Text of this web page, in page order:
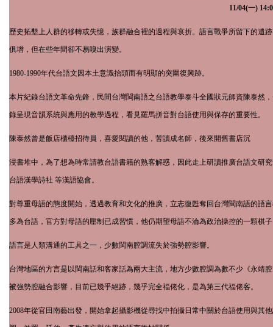
11/04(一)
歷史拓墾上人群的移轉或失憶，族群融合裡的過程與哀折。語言戰爭所留下的遺
俱增，但在些年間卻不易嗅出演變。
1980-1990年代台語文因本土意識抬頭而有明顯的突圍復興跡。
本片紀錄台語文革命先鋒，民間台灣閩南語之台語教學泰斗全國狀元師資陳泰然
錄呈現音韻系統與應用的教學過程，看見羅馬拼音對台語使用與保存的重要性。
陳泰然曾是飯店櫃檯招待員，喜愛閱讀的他，苦讀成名師，後來開舊書店沉
浸書堆中，為了想為時常請教台語書籍的熟客解惑，因此走上研讀推廣台語文研
台語漢學詩社 等漢語協會。
對尊重母語的態度開始，透過教育和文化的推廣，立志復甦奪回台灣閩南語的語
多為台語，官方對母語的壓制已成習慣，他仍期望母語不淪為政治操控的一顆棋
語言是人類溝通的工具之一，少數閩南腔調流失於強勢腔影響。
台灣地區的方言是以閩南話和客家話為兩大主流，地方少數腔調為數不少《永靖
被強勢腔融合影響，目前已幾乎絕跡，幾乎完全福佬化，是為第三代福佬客。
2008年從官田南藝出發，開始拿起攝影機從尋找中拍攝日常中關於台語使用與其